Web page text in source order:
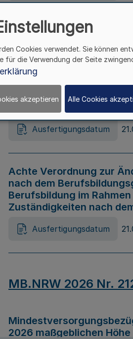
Gesetz zur Vermeidung
Ausfertigungsdatum
Gesetz zur Änderung
Ausfertigungsdatum
Achte Verordnung zur
nach dem
Berufsbildung im
Zuständigkeiten nach
Ausfertigungsdatum
MB.NRW 2026 Nr.
2026 maßgeblichen Höhe
Cookies verwendet. Sie können
für die Verwendung der Seite
akzeptieren Alle Cookies